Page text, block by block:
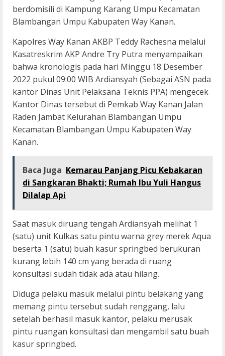
berdomisili di Kampung Karang Umpu Kecamatan
Blambangan Umpu Kabupaten Way Kanan.
Kapolres Way Kanan AKBP Teddy Rachesna melalui
Kasatreskrim AKP Andre Try Putra menyampaikan
bahwa kronologis pada hari Minggu 18 Desember
2022 pukul 09:00 WIB Ardiansyah (Sebagai ASN pada
kantor Dinas Unit Pelaksana Teknis PPA) mengecek
Kantor Dinas tersebut di Pemkab Way Kanan Jalan
Raden Jambat Kelurahan Blambangan Umpu
Kecamatan Blambangan Umpu Kabupaten Way
Kanan.
Baca Juga Kemarau Panjang Picu Kebakaran
di Sangkaran Bhakti; Rumah Ibu Yuli Hangus
Dilalap Api
Saat masuk diruang tengah Ardiansyah melihat 1
(satu) unit Kulkas satu pintu warna grey merek Aqua
beserta 1 (satu) buah kasur springbed berukuran
kurang lebih 140 cm yang berada di ruang
konsultasi sudah tidak ada atau hilang.
Diduga pelaku masuk melalui pintu belakang yang
memang pintu tersebut sudah renggang, lalu
setelah berhasil masuk kantor, pelaku merusak
pintu ruangan konsultasi dan mengambil satu buah
kasur springbed.